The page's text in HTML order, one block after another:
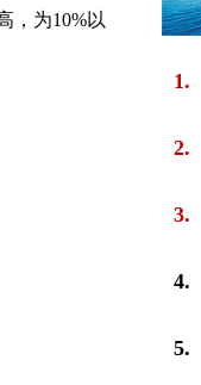
，为10%以
1.
2.
3.
4.
5.